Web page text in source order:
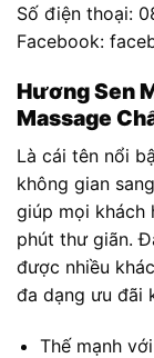
Số điện thoại:
Facebook:
Hương Sen
Massage
Là cái tên nổi
không gian
giúp mọi khách
phút thư giãn.
được nhiều
đa dạng ưu đãi
Thế mạnh